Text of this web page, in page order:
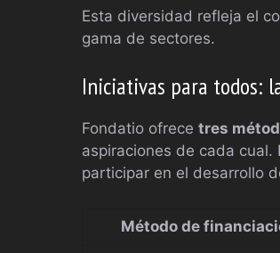
Esta diversidad refleja el
gama de sectores.
Iniciativas para todos:
Fondatio ofrece tres
aspiraciones de cada
participar en el desarrollo
Método de